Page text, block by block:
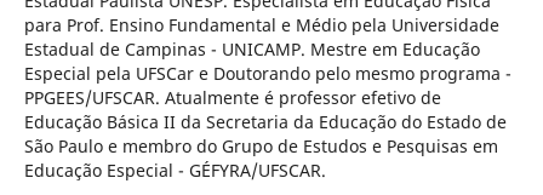
para Prof. Ensino Fundamental e Médio pela Universidade
Estadual de Campinas - UNICAMP. Mestre em Educação
Especial pela UFSCar e Doutorando pelo mesmo programa -
PPGEES/UFSCAR. Atualmente é professor efetivo de
Educação Básica II da Secretaria da Educação do Estado de
São Paulo e membro do Grupo de Estudos e Pesquisas em
Educação Especial - GÉFYRA/UFSCAR.